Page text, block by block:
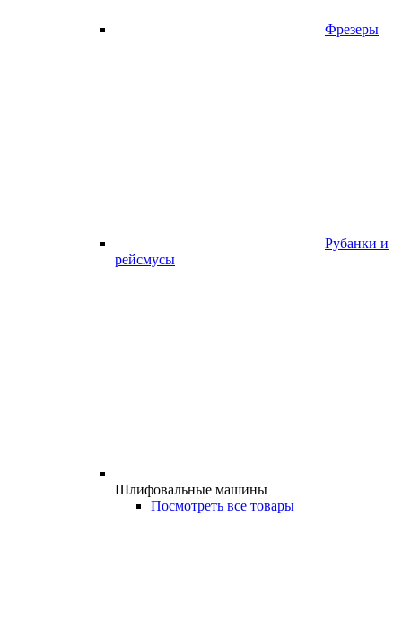
Фрезеры
Рубанки и
рейсмусы
Шлифовальные машины
Посмотреть все товары